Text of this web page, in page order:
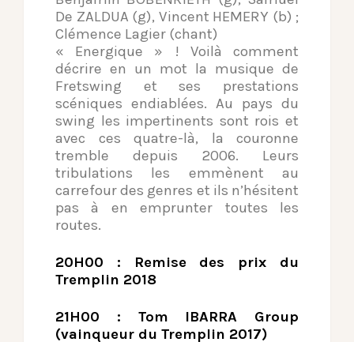
De ZALDUA (g), Vincent HEMERY (b) ;
Clémence Lagier (chant)
« Energique » ! Voilà comment
décrire en un mot la musique de
Fretswing et ses prestations
scéniques endiablées. Au pays du
swing les impertinents sont rois et
avec ces quatre-là, la couronne
tremble depuis 2006. Leurs
tribulations les emmènent au
carrefour des genres et ils n’hésitent
pas à en emprunter toutes les
routes.
20H00 : Remise des prix du
Tremplin 2018
21H00 : Tom IBARRA Group
(vainqueur du Tremplin 2017)